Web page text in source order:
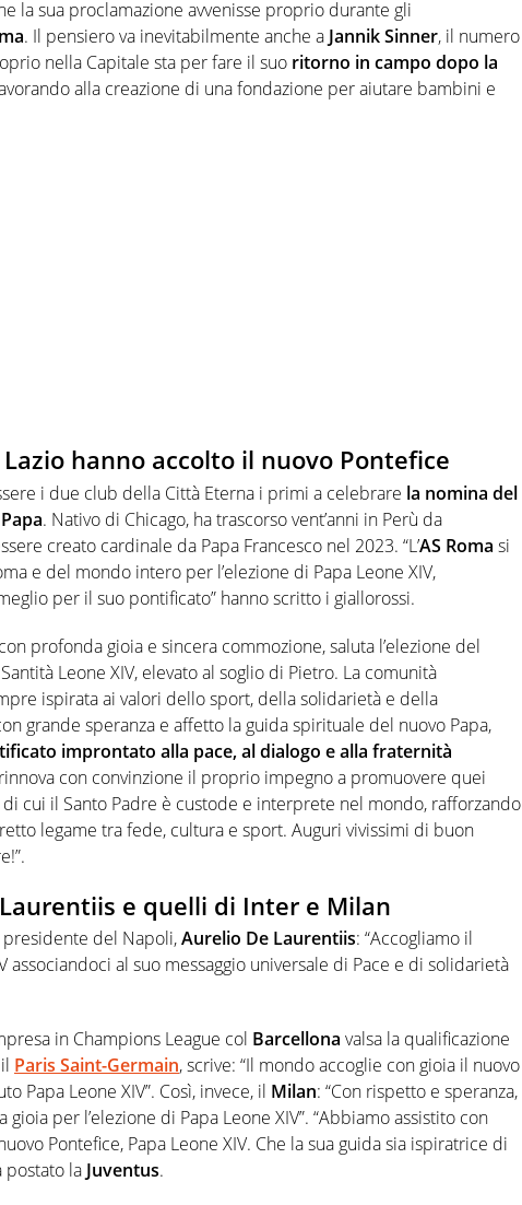
la sua proclamazione avvenisse proprio durante gli
. Il pensiero va inevitabilmente anche a Jannik Sinner, il numero
nella Capitale sta per fare il suo ritorno in campo dopo la
alla creazione di una fondazione per aiutare bambini e
Lazio hanno accolto il nuovo Pontefice
i due club della Città Eterna i primi a celebrare la nomina del
. Nativo di Chicago, ha trascorso vent’anni in Perù da
creato cardinale da Papa Francesco nel 2023. “L’AS Roma si
e del mondo intero per l’elezione di Papa Leone XIV,
per il suo pontificato” hanno scritto i giallorossi.
profonda gioia e sincera commozione, saluta l’elezione del
Leone XIV, elevato al soglio di Pietro. La comunità
ispirata ai valori dello sport, della solidarietà e della
grande speranza e affetto la guida spirituale del nuovo Papa,
improntato alla pace, al dialogo e alla fraternità
con convinzione il proprio impegno a promuovere quei
cui il Santo Padre è custode e interprete nel mondo, rafforzando
legame tra fede, cultura e sport. Auguri vivissimi di buon
e quelli di Inter e Milan
presidente del Napoli,Aurelio De Laurentiis: “Accogliamo il
associandoci al suo messaggio universale di Pace e di solidarietà
in Champions League col Barcellona valsa la qualificazione
Paris Saint-Germain, scrive: “Il mondo accoglie con gioia il nuovo
Papa Leone XIV”. Così, invece, il Milan: “Con rispetto e speranza,
gioia per l’elezione di Papa Leone XIV”. “Abbiamo assistito con
Pontefice, Papa Leone XIV. Che la sua guida sia ispiratrice di
postato la Juventus.